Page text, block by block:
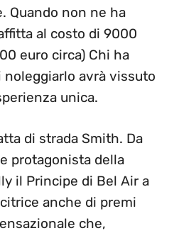
Quando non ne ha
al costo di 9000
euro circa) Chi ha
avrà vissuto
unica.
di strada Smith. Da
protagonista della
il Principe di Bel Air a
anche di premi
che,